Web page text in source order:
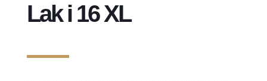
Lak i 16 XL